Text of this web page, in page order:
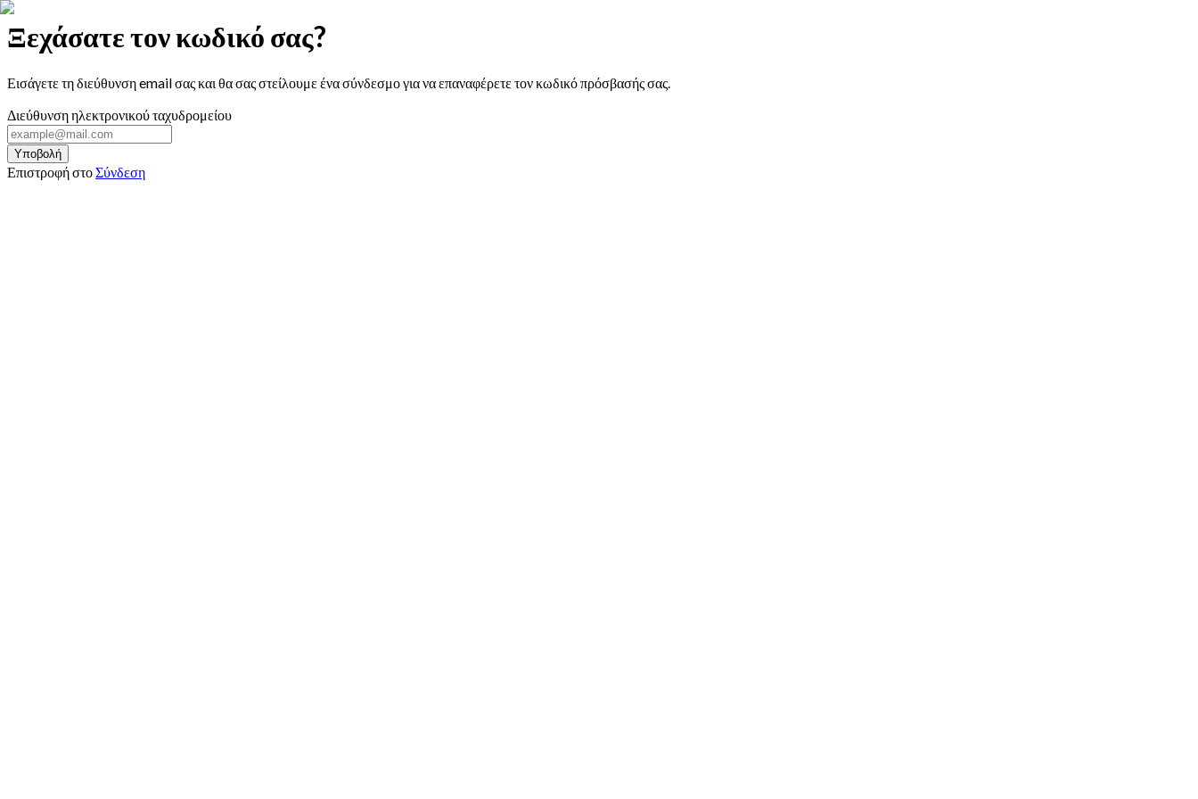
Ξεχάσατε τον κωδικό σας?
Εισάγετε τη διεύθυνση email σας και θα σας στείλουμε ένα σύνδεσμο για να επαναφέρετε τον κωδικό πρόσβασής σας.
Διεύθυνση ηλεκτρονικού ταχυδρομείου
Υποβολή
Επιστροφή στοΣύνδεση